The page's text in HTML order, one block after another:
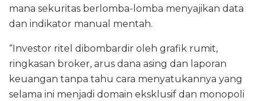
mana sekuritas berlomba-lomba menyajikan data
dan indikator manual mentah.
“Investor ritel dibombardir oleh grafik rumit,
ringkasan broker, arus dana asing dan laporan
keuangan tanpa tahu cara menyatukannya yang
selama ini menjadi domain eksklusif dan monopoli